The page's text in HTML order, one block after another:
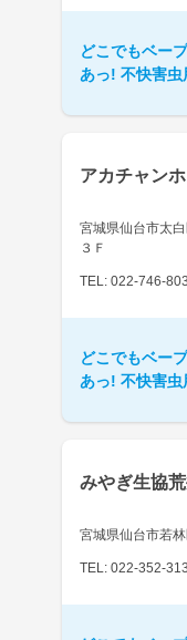
どこでもベー
あっ! 不快害虫
アカチャン
宮城県仙台市太
３Ｆ
TEL: 022-746-
どこでもベー
あっ! 不快害虫
みやぎ生協
宮城県仙台市若
TEL: 022-352-